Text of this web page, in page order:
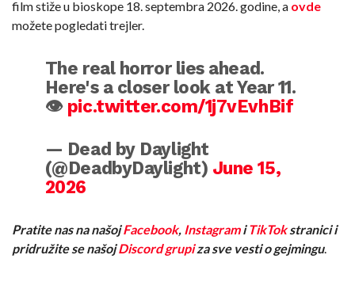
film stiže u bioskope 18. septembra 2026. godine, a ovde
možete pogledati trejler.
The real horror lies ahead.
Here's a closer look at Year 11.
👁️ pic.twitter.com/1j7vEvhBif
— Dead by Daylight
(@DeadbyDaylight) June 15,
2026
Pratite nas na našojFacebook, InstagramiTikTokstranici i
pridružite se našojDiscord grupiza sve vesti o gejmingu.